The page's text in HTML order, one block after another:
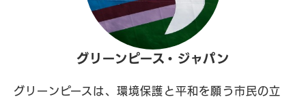
グリーンピース・ジャパン
グリーンピースは、環境保護と平和を願う市民の立